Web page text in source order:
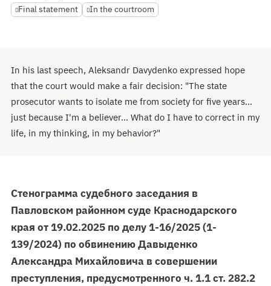
Final statement In the courtroom
In his last speech, Aleksandr Davydenko expressed hope
that the court would make a fair decision: "The state
prosecutor wants to isolate me from society for five years...
just because I'm a believer... What do I have to correct in my
life, in my thinking, in my behavior?"
Стенограмма судебного заседания в
Павловском районном суде Краснодарского
края от 19.02.2025 по делу 1-16/2025 (1-
139/2024) по обвинению Давыденко
Александра Михайловича в совершении
преступления, предусмотренного ч. 1.1 ст. 282.2